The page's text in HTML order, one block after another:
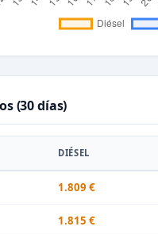
(30 días)
DIÉSEL
1.809 €
1.815 €